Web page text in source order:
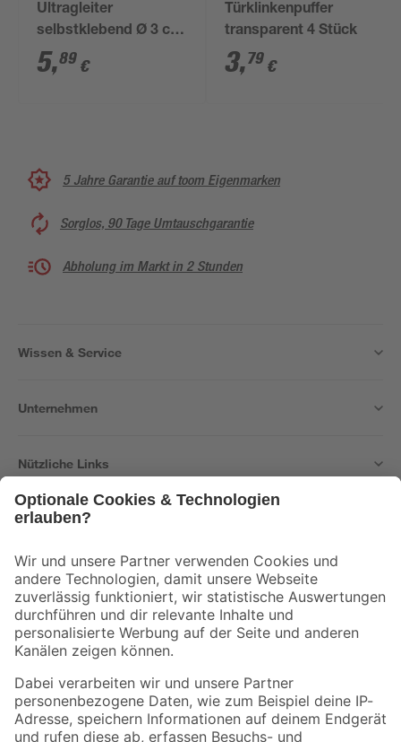
Ultragleiter
selbstklebend Ø 3 cm
braun 4 Stück
5,89 €
Türklinkenpuffer
transparent 4 Stück
3,79 €
5 Jahre Garantie auf toom Eigenmarken
Sorglos, 90 Tage Umtauschgarantie
Abholung im Markt in 2 Stunden
Wissen & Service
Unternehmen
Nützliche Links
Der toom Newsletter: Keine Angebote und Aktionen mehr verpassen!
Zur Newsletter Anmeldung
Folge uns
Zahlungsarten Versandarten